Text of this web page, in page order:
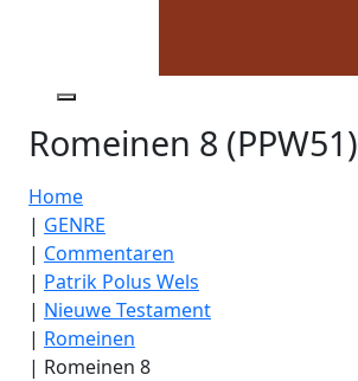
Romeinen 8 (PPW51)
Home
| GENRE
| Commentaren
| Patrik Polus Wels
| Nieuwe Testament
| Romeinen
| Romeinen 8